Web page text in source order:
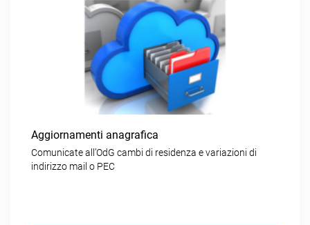
Aggiornamenti anagrafica
Comunicate all’OdG cambi di residenza e variazioni di
indirizzo mail o PEC